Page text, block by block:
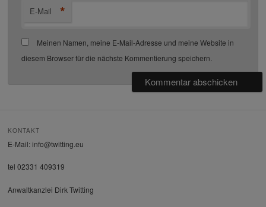
E-Mail *
Meinen Namen, meine E-Mail-Adresse und meine Website in
diesem Browser für die nächste Kommentierung speichern.
KONTAKT
E-Mail: info@twitting.eu
tel 02331 409319
Anwaltkanzlei Dirk Twitting